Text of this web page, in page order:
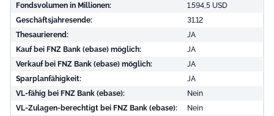
Fondsvolumen in Millionen:
1.594,5 USD
Geschäftsjahresende:
31.12
Thesaurierend:
JA
Kauf bei FNZ Bank (ebase) möglich:
JA
Verkauf bei FNZ Bank (ebase) möglich:
JA
Sparplanfähigkeit:
JA
VL-fähig bei FNZ Bank (ebase):
Nein
VL-Zulagen-berechtigt bei FNZ Bank (ebase):
Nein